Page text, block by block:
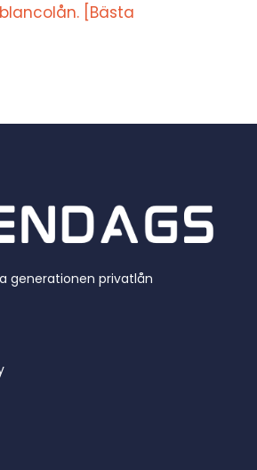
[Bästa
generationen privatlån